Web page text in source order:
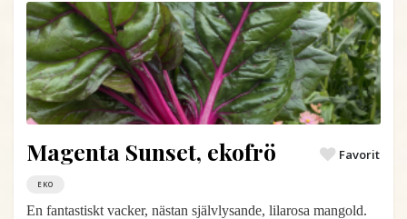
Magenta Sunset, ekofrö Favorit
EKO
En fantastiskt vacker, nästan självlysande, lilarosa mangold.